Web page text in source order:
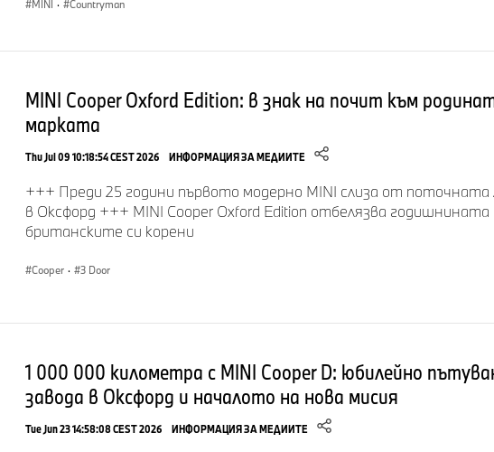
Mini достига 3 млн. произведени автомобила.
Спад в производствените обеми до 70 000 автомобила на година.
Под ръководството на марката Rover, Mini представя ново
поколение на Mini Cooper. Първоначално като лимитирана серия –
по-късно като серийна версия.
Световна премиера на първото MINI от BMW Group.
Започва производството на MINI в завода в Оксфорд
MINI · Countryman
MINI Cooper Oxford Edition: в знак на почит към
марката
Thu Jul 09 10:18:54 CEST 2026 ИНФОРМАЦИЯ ЗА МЕДИИТЕ
+++ Преди 25 години първото модерно MINI слиза от поточната
в Оксфорд +++ MINI Cooper Oxford Edition отбелязва годишнината
британските си корени
Cooper · 3 Door
1 000 000 километра с MINI Cooper D: юбилейно
завода в Оксфорд и началото на нова мисия
Tue Jun 23 14:58:08 CEST 2026 ИНФОРМАЦИЯ ЗА МЕДИИТЕ